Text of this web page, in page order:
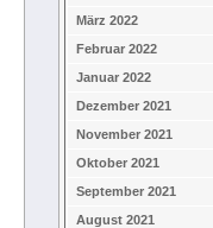
März 2022
Februar 2022
Januar 2022
Dezember 2021
November 2021
Oktober 2021
September 2021
August 2021